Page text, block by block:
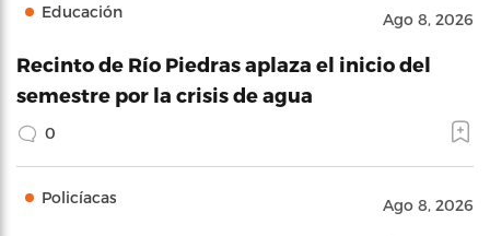
Educación Ago 8, 2026
Recinto de Río Piedras aplaza el inicio del
semestre por la crisis de agua
0
Policíacas Ago 8, 2026